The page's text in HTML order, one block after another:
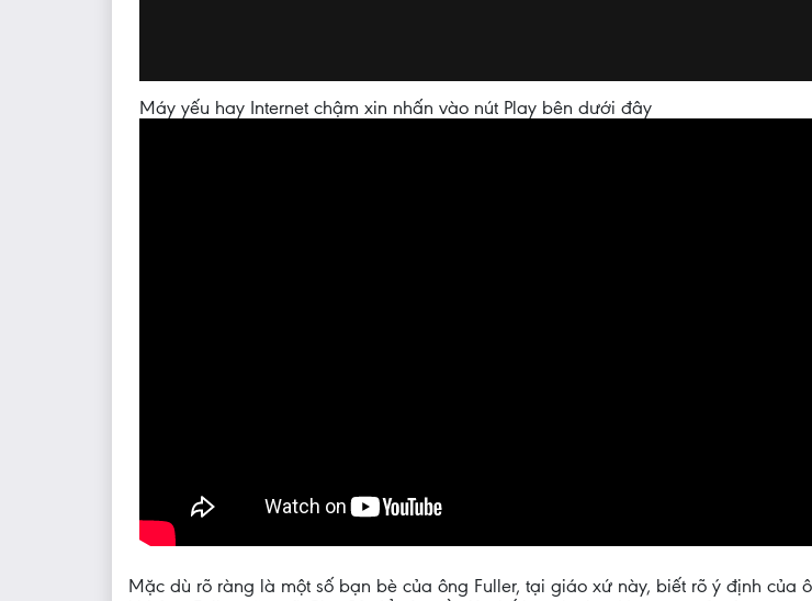
Máy yếu hay Internet chậm xin nhấn vào nút Play bên dưới đây
Mặc dù rõ ràng là một số bạn bè của ông Fuller, tại giáo xứ này, biết rõ ý định của